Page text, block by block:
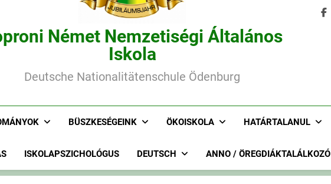
Német Nemzetiségi Általános
Iskola
Deutsche Nationalitätenschule Ödenburg
BÜSZKESÉGEINK ÖKOISKOLA HATÁRTALANUL
ISKOLAPSZICHOLÓGUS DEUTSCH ANNO / ÖREGDIÁKTALÁLKOZÓ